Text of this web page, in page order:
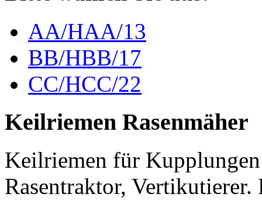
AA/HAA/13
BB/HBB/17
CC/HCC/22
Keilriemen Rasenmäher
Keilriemen für Kupplungen
Rasentraktor,